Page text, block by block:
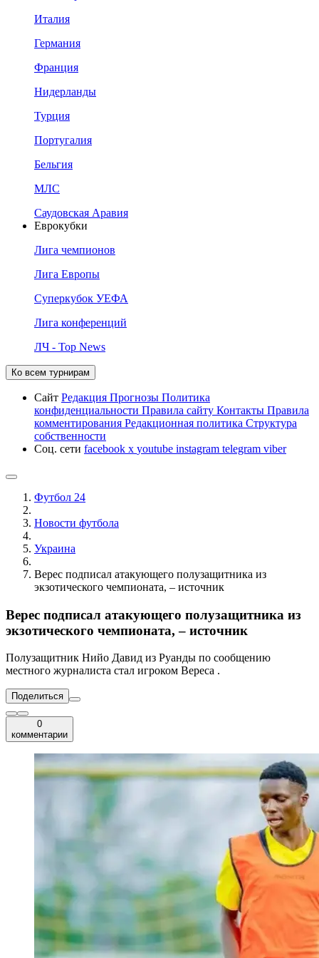
Италия
Германия
Франция
Нидерланды
Турция
Португалия
Бельгия
МЛС
Саудовская Аравия
Еврокубки
Лига чемпионов
Лига Европы
Суперкубок УЕФА
Лига конференций
ЛЧ - Top News
Ко всем турнирам
Сайт Редакция Прогнозы Политика
конфиденциальности Правила сайту Контакты Правила
комментирования Редакционная политика Структура
собственности
Соц. сети facebook x youtube instagram telegram viber
Футбол 24
Новости футбола
Украина
Верес подписал атакующего полузащитника из
экзотического чемпионата, – источник
Верес подписал атакующего полузащитника из
экзотического чемпионата, – источник
Полузащитник Нийо Давид из Руанды по сообщению
местного журналиста стал игроком Вереса .
Поделиться
0
комментарии